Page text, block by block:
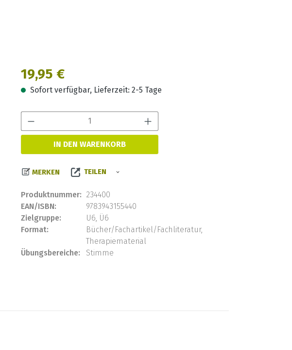
Regulärer Preis:
19,95 €
Sofort verfügbar, Lieferzeit: 2-5 Tage
IN DEN WARENKORB
MERKEN TEILEN
Produktnummer: 234400
EAN/ISBN:
9783943155440
Zielgruppe:
U6, Ü6
Format:
Bücher/Fachartikel/Fachliteratur,
Therapiematerial
Übungsbereiche:
Stimme